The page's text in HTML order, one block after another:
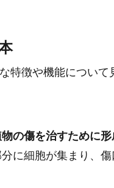
特徴や機能について
の傷を治すために形
に細胞が集まり、傷